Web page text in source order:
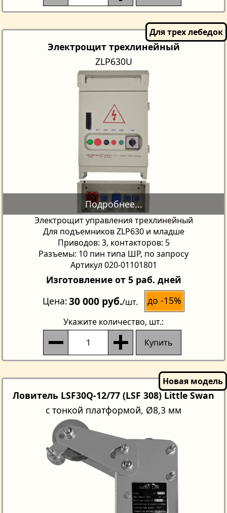
Электрощит трехлинейный
ZLP630U
Электрощит управления трехлинейный
Для подъемников ZLP630 и младше
Приводов: 3, контакторов: 5
Разъемы: 10 пин типа ШР, по запросу
Артикул 020-01101801
Изготовление от 5 раб. дней
Цена 30 000 руб./шт. до -15%
Укажите количество, шт.:
Купить
Ловитель LSF30Q-12/77 (LSF 308) Little Swan
с тонкой платформой, Ø8,3 мм